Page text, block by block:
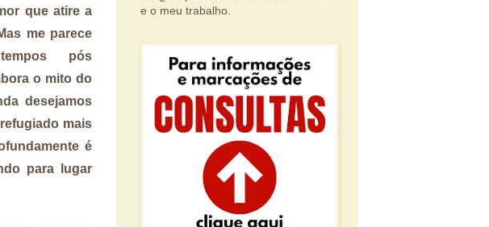
que atire a
me parece
pós
o mito do
desejamos
mais
é
para lugar
e o meu trabalho.